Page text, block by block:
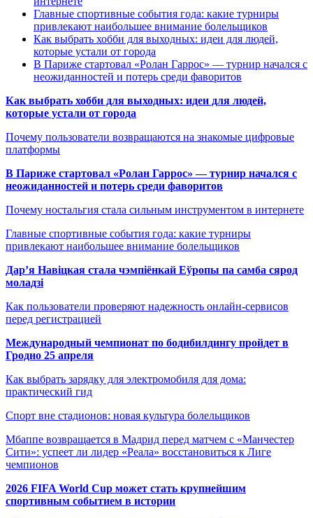
Главные спортивные события года: какие турниры
привлекают наибольшее внимание болельщиков
Как выбрать хобби для выходных: идеи для людей,
которые устали от города
В Париже стартовал «Ролан Гаррос» — турнир начался с
неожиданностей и потерь среди фаворитов
Как выбрать хобби для выходных: идеи для людей,
которые устали от города
Почему пользователи возвращаются на знакомые цифровые
платформы
В Париже стартовал «Ролан Гаррос» — турнир начался с
неожиданностей и потерь среди фаворитов
Почему ностальгия стала сильным инструментом в интернете
Главные спортивные события года: какие турниры
привлекают наибольшее внимание болельщиков
Дар’я Навіцкая стала чэмпіёнкай Еўропы па самба сярод
моладзі
Как пользователи проверяют надежность онлайн-сервисов
перед регистрацией
Международный чемпионат по бодибилдингу пройдет в
Гродно 25 апреля
Как выбрать зарядку для электромобиля для дома:
практический гид
Спорт вне стадионов: новая культура болельщиков
Мбаппе возвращается в Мадрид перед матчем с «Манчестер
Сити»: успеет ли лидер «Реала» восстановиться к Лиге
чемпионов
2026 FIFA World Cup может стать крупнейшим
спортивным событием в истории